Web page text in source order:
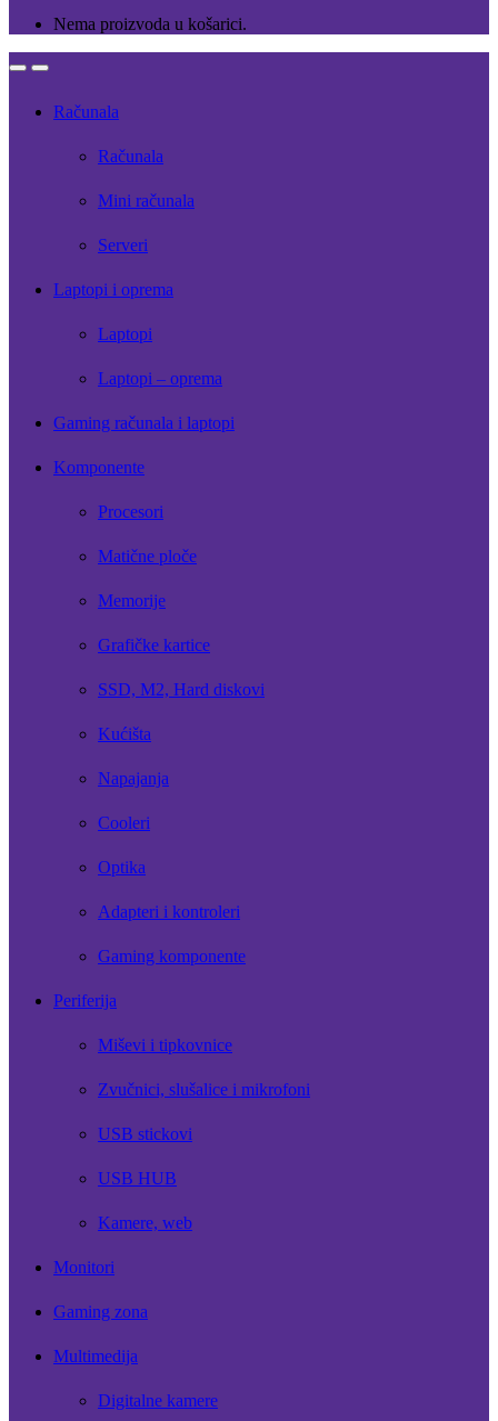
Nema proizvoda u košarici.
OpenClose
Računala
Računala
Mini računala
Serveri
Laptopi i oprema
Laptopi
Laptopi – oprema
Gaming računala i laptopi
Komponente
Procesori
Matične ploče
Memorije
Grafičke kartice
SSD, M2, Hard diskovi
Kućišta
Napajanja
Cooleri
Optika
Adapteri i kontroleri
Gaming komponente
Periferija
Miševi i tipkovnice
Zvučnici, slušalice i mikrofoni
USB stickovi
USB HUB
Kamere, web
Monitori
Gaming zona
Multimedija
Digitalne kamere